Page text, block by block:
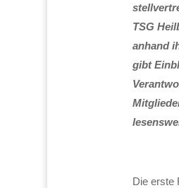
TSG
anhand
gibt
Die erste